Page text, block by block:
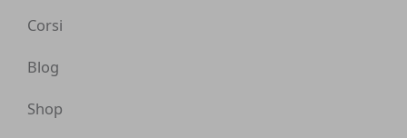
Corsi
Blog
Shop